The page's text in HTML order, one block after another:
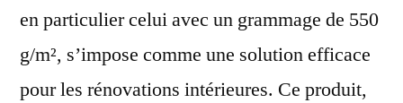
en particulier celui avec un grammage de 550
g/m², s’impose comme une solution efficace
pour les rénovations intérieures. Ce produit,